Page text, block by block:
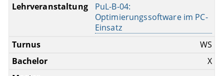
PuL-B-04:
Optimierungssoftware im PC-
Einsatz
WS
X